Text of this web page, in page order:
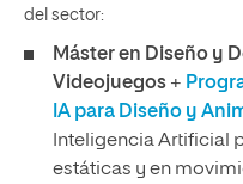
del sector:
Máster en Diseño y
Videojuegos +
IA para Diseño y
Inteligencia Artificial
estáticas y en